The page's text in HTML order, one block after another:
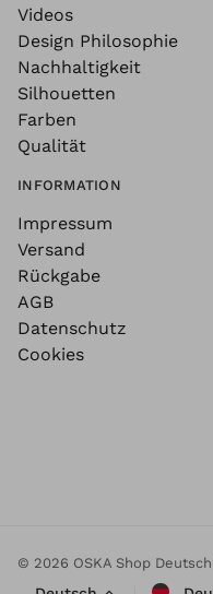
Videos
Design Philosophie
Nachhaltigkeit
Silhouetten
Farben
Qualität
INFORMATION
Impressum
Versand
Rückgabe
AGB
Datenschutz
Cookies
© 2026 OSKA Shop